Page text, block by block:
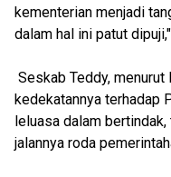
kementerian menjadi
dalam hal ini patut
Seskab Teddy,
kedekatannya terhadap
leluasa dalam
jalannya roda